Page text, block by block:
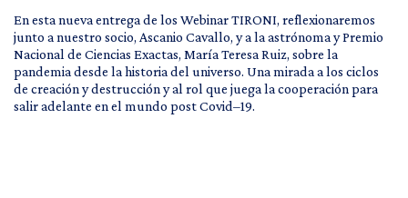
En esta nueva entrega de los Webinar TIRONI, reflexionaremos
junto a nuestro socio, Ascanio Cavallo, y a la astrónoma y Premio
Nacional de Ciencias Exactas, María Teresa Ruiz, sobre la
pandemia desde la historia del universo. Una mirada a los ciclos
de creación y destrucción y al rol que juega la cooperación para
salir adelante en el mundo post Covid–19.